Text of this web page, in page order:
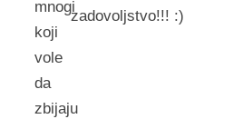
mnogi
koji
vole
da
zbijaju
zadovoljstvo!!! :)